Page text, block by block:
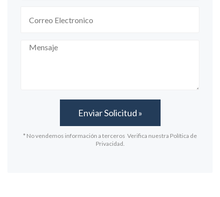
* No vendemos información a terceros Verifica nuestra Política de
Privacidad.